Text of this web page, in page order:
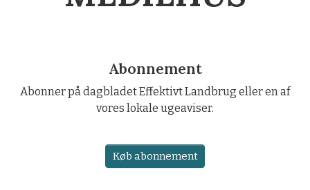
Abonnement
Abonner på dagbladet Effektivt Landbrug eller en af
vores lokale ugeaviser.
Køb abonnement